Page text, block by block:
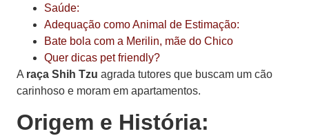
Saúde:
Adequação como Animal de Estimação:
Bate bola com a Merilin, mãe do Chico
Quer dicas pet friendly?
A raça Shih Tzu agrada tutores que buscam um cão
carinhoso e moram em apartamentos.
Origem e História: